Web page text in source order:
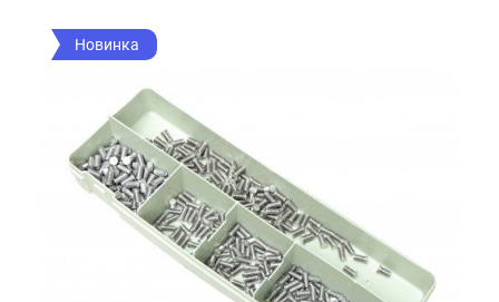
Новинка